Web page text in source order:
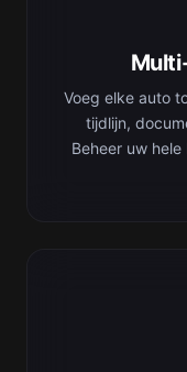
Voeg elke auto
tijdlijn,
Beheer uw